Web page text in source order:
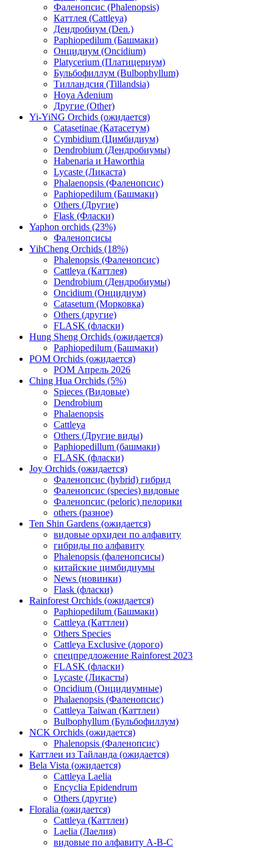
Фаленопсис (Phalenopsis)
Каттлея (Cattleya)
Дендробиум (Den.)
Paphiopedilum (Башмаки)
Онцидиум (Oncidium)
Platycerium (Платицериум)
Бульбофиллум (Bulbophyllum)
Тилландсия (Tillandsia)
Hoya Adenium
Другие (Other)
Yi-YiNG Orchids (ожидается)
Catasetinae (Катасетум)
Cymbidium (Цимбидиум)
Dendrobium (Дендробиумы)
Habenaria и Haworthia
Lycaste (Ликаста)
Phalaenopsis (Фаленопсис)
Paphiopedilum (Башмаки)
Others (Другие)
Flask (Фласки)
Yaphon orchids (23%)
Фаленопсисы
YihCheng Orchids (18%)
Phalenopsis (Фаленопсис)
Cattleya (Каттлея)
Dendrobium (Дендробиумы)
Oncidium (Онцидиум)
Catasetum (Морковка)
Others (другие)
FLASK (фласки)
Hung Sheng Orchids (ожидается)
Paphiopedilum (Башмаки)
POM Orchids (ожидается)
POM Апрель 2026
Ching Hua Orchids (5%)
Spieces (Видовые)
Dendrobium
Phalaenopsis
Cattleya
Others (Другие виды)
Paphiopedillum (башмаки)
FLASK (фласки)
Joy Orchids (ожидается)
Фаленопсис (hybrid) гибрид
Фаленопсис (species) видовые
Фаленопсис (peloric) пелорики
others (разное)
Ten Shin Gardens (ожидается)
видовые орхидеи по алфавиту
гибриды по алфавиту
Phalenopsis (фаленопсисы)
китайские цимбидиумы
News (новинки)
Flask (фласки)
Rainforest Orchids (ожидается)
Paphiopedilum (Башмаки)
Cattleya (Каттлеи)
Others Species
Cattleya Exclusive (дорого)
спецпредложение Rainforest 2023
FLASK (фласки)
Lycaste (Ликасты)
Oncidium (Онцидиумные)
Phalaenopsis (Фаленопсис)
Cattleya Taiwan (Каттлеи)
Bulbophyllum (Бульбофиллум)
NCK Orchids (ожидается)
Phalenopsis (Фаленопсис)
Каттлеи из Тайланда (ожидается)
Bela Vista (ожидается)
Cattleya Laelia
Encyclia Epidendrum
Others (другие)
Floralia (ожидается)
Cattleya (Каттлеи)
Laelia (Лаелия)
видовые по алфавиту A-B-C